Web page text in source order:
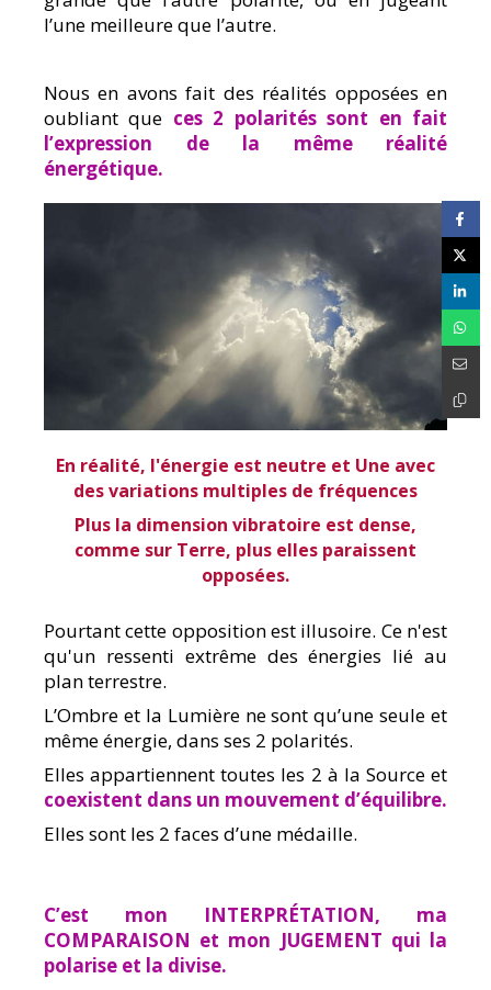
l’une meilleure que l’autre.
Nous en avons fait des réalités opposées en
oubliant que ces 2 polarités sont en fait
l’expression de la même réalité
énergétique.
En réalité, l'énergie est neutre et Une avec
des variations multiples de fréquences
Plus la dimension vibratoire est dense,
comme sur Terre, plus elles paraissent
opposées.
Pourtant cette opposition est illusoire. Ce n'est
qu'un ressenti extrême des énergies lié au
plan terrestre.
L’Ombre et la Lumière ne sont qu’une seule et
même énergie, dans ses 2 polarités.
Elles appartiennent toutes les 2 à la Source et
coexistent dans un mouvement d’équilibre.
Elles sont les 2 faces d’une médaille.
C’est mon INTERPRÉTATION, ma
COMPARAISON et mon JUGEMENT qui la
polarise et la divise.